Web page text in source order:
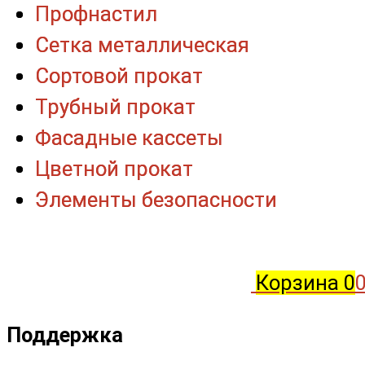
Корзина 0
Поддержка
Профнастил
Сетка металлическая
Сортовой прокат
Трубный прокат
Фасадные кассеты
Цветной прокат
Элементы безопасности
Профнастил
Сетка металлическая
Сортовой прокат
Трубный прокат
Фасадные кассеты
Цветной прокат
Элементы безопасности